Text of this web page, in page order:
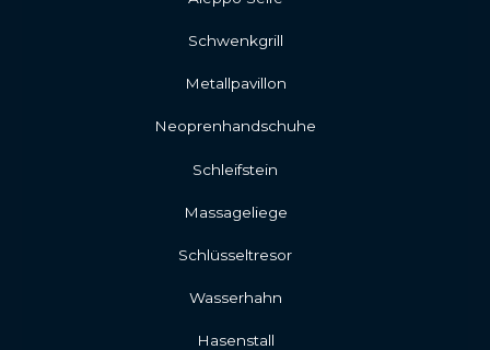
Schwenkgrill
Metallpavillon
Neoprenhandschuhe
Schleifstein
Massageliege
Schlüsseltresor
Wasserhahn
Hasenstall